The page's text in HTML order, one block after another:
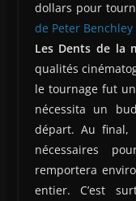
dollars pour
de Peter Benchley
Les Dents de la
qualités
le tournage fut
nécessita un
départ. Au final,
nécessaires
remportera
entier. C’est